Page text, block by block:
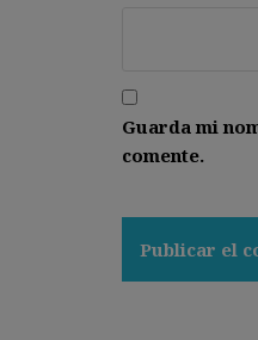
Guarda mi
comente.